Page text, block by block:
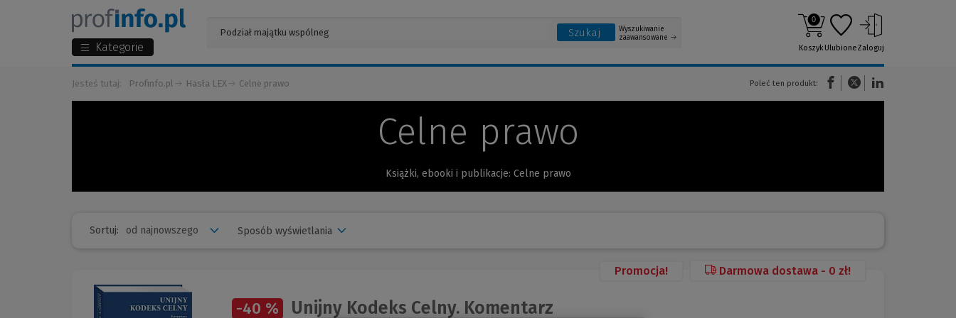
Kategorie
Szukaj
Wyszukiwanie
zaawansowane
0
KoszykUlubioneZaloguj
Jesteś tutaj: Profinfo.pl Hasła LEX Celne prawo Poleć ten produkt:
(Nowe okno)(Link do innej strony)
Celne prawo
Książki, ebooki i publikacje: Celne prawo
Sortuj: Sposób wyświetlania
Promocja! Darmowa dostawa - 0 zł!
-40 % Unijny Kodeks Celny. Komentarz